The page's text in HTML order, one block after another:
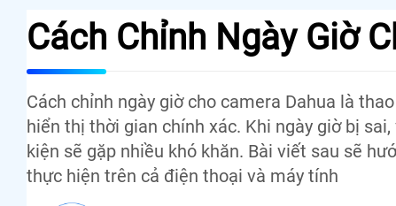
Cách Chỉnh Ngày Giờ
Cách chỉnh ngày giờ cho camera Dahua là
hiển thị thời gian chính xác. Khi ngày giờ bị
kiện sẽ gặp nhiều khó khăn. Bài viết sau sẽ
thực hiện trên cả điện thoại và máy tính